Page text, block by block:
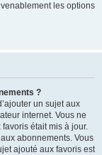
les options
?
un sujet aux
internet. Vous ne
était mis à jour.
abonnements. Vous
ajouté aux favoris est